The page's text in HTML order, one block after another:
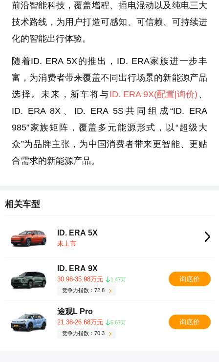
前沿智能科技，覆盖增程、插电混动以及纯电三大
技术路线，为用户打造可感知、可信赖、可持续进
化的智能出行体验。
随着ID. ERA 5X的推出，ID. ERA家族进一步丰
富，为消费者带来覆盖不同出行场景的新能源产品
选择。未来，新车将与ID. ERA 9X(配置 |询价) 、
ID. ERA 8X、ID. ERA 5S共同组成“ID. ERA
985”家族矩阵，覆盖多元能源形式，以“超级大
众”为品牌主张，为中国消费者带来更智能、更贴
合需求的新能源产品。
相关车型
ID. ERA 5X
未上市
ID. ERA 9X
30.98-35.98万元
1.47万
竞争力指数：72.8
询底价
途观L Pro
21.38-26.68万元
5.67万
竞争力指数：70.3
询底价